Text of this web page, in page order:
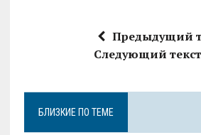
Предыдущий
Следующий текст
БЛИЗКИЕ ПО ТЕМЕ